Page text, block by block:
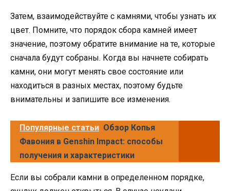
Затем, взаимодействуйте с камнями, чтобы узнать их
цвет. Помните, что порядок сбора камней имеет
значение, поэтому обратите внимание на те, которые
сначала будут собраны. Когда вы начнете собирать
камни, они могут менять свое состояние или
находиться в разных местах, поэтому будьте
внимательны и запишите все изменения.
Популярные статьи Обзор Копья
Фавония в Genshin Impact: способы
получения и характеристики
Если вы собрали камни в определенном порядке,